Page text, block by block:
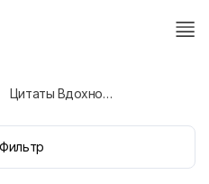
Цитаты Вдохновения, Современные Реклама в Twitter
Фильтр